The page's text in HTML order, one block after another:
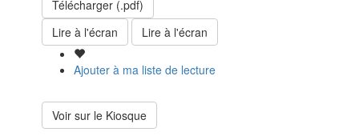
Télécharger (.pdf)
Lire à l'écran
Lire à l'écran
Ajouter à ma liste de lecture
Voir sur le Kiosque